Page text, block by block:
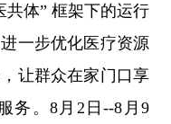
共体” 框架下的运行
一步优化医疗资源
让群众在家门口享
务。 8 月 2 日--8 月9